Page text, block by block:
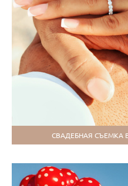
СВАДЕБНАЯ СЪЕМКА